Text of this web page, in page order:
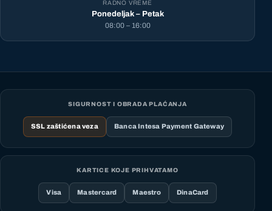
RADNO VREME
Ponedeljak – Petak
08:00 – 16:00
SIGURNOST I OBRADA PLAĆANJA
SSL zaštićena veza Banca Intesa Payment Gateway
KARTICE KOJE PRIHVATAMO
Visa Mastercard Maestro DinaCard